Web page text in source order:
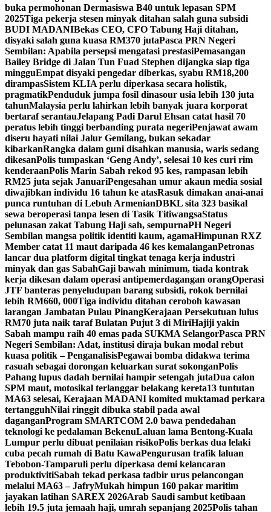
buka permohonan Dermasiswa B40 untuk lepasan SPM
2025Tiga pekerja stesen minyak ditahan salah guna subsidi
BUDI MADANIBekas CEO, CFO Tabung Haji ditahan,
disyaki salah guna kuasa RM370 jutaPasca PRN Negeri
Sembilan: Apabila persepsi mengatasi prestasiPemasangan
Bailey Bridge di Jalan Tun Fuad Stephen dijangka siap tiga
mingguEmpat disyaki pengedar diberkas, syabu RM18,200
dirampasSistem KLIA perlu diperkasa secara holistik,
pragmatikPenduduk jumpa fosil dinasour usia lebih 130 juta
tahunMalaysia perlu lahirkan lebih banyak juara korporat
bertaraf serantauJelapang Padi Darul Ehsan catat hasil 70
peratus lebih tinggi berbanding purata negeriPenjawat awam
diseru hayati nilai Jalur Gemilang, bukan sekadar
kibarkanRangka dalam guni disahkan manusia, waris sedang
dikesanPolis tumpaskan ‘Geng Andy’, selesai 10 kes curi rim
kenderaanPolis Marin Sabah rekod 95 kes, rampasan lebih
RM25 juta sejak JanuariPengesahan umur akaun media sosial
diwajibkan individu 16 tahun ke atasRasuk dimakan anai-anai
punca runtuhan di Lebuh ArmenianDBKL sita 323 basikal
sewa beroperasi tanpa lesen di Tasik TitiwangsaStatus
pelunasan zakat Tabung Haji sah, sempurnaPH Negeri
Sembilan mangsa politik identiti kaum, agamaHimpunan RXZ
Member catat 11 maut daripada 46 kes kemalanganPetronas
lancar dua platform digital tingkat tenaga kerja industri
minyak dan gas SabahGaji bawah minimum, tiada kontrak
kerja dikesan dalam operasi antipemerdagangan orangOperasi
JTF banteras penyeludupan barang subsidi, rokok bernilai
lebih RM660, 000Tiga individu ditahan ceroboh kawasan
larangan Jambatan Pulau PinangKerajaan Persekutuan lulus
RM70 juta naik taraf Bulatan Pujut 3 di MiriHajiji yakin
Sabah mampu raih 40 emas pada SUKMA SelangorPasca PRN
Negeri Sembilan: Adat, institusi diraja bukan modal rebut
kuasa politik – PenganalisisPegawai bomba didakwa terima
rasuah sebagai dorongan keluarkan surat sokonganPolis
Pahang lupus dadah bernilai hampir setengah jutaDua calon
SPM maut, motosikal terlanggar belakang kereta13 tuntutan
MA63 selesai, Kerajaan MADANI komited muktamad perkara
tertangguhNilai ringgit dibuka stabil pada awal
daganganProgram SMARTCOM 2.0 bawa pendedahan
teknologi ke pedalaman BekenuLaluan lama Bentong-Kuala
Lumpur perlu dibuat penilaian risikoPolis berkas dua lelaki
cuba pecah rumah di Batu KawaPengurusan trafik laluan
Tebobon-Tamparuli perlu diperkasa demi kelancaran
produktivitiSabah tekad perkasa tadbir urus pelancongan
melalui MA63 – JafryMukah himpun 160 pakar maritim
jayakan latihan SAREX 2026Arab Saudi sambut ketibaan
lebih 19.5 juta jemaah haji, umrah sepanjang 2025Polis tahan